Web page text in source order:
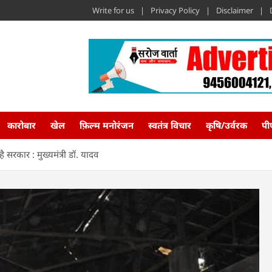
Write for us Privacy Policy Disclaimer
कारोबार खेल फ़िल्म मनोरंजन स्वतंत्र विचार कृषि/उर्वरक
: मुख्यमंत्री डॉ. यादव